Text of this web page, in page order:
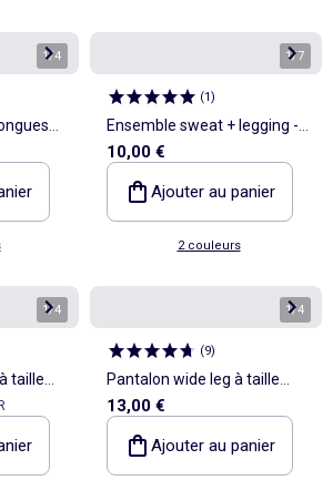
1/4 1/7
(1)
Ensemble sweat + legging - 2
pièces
10,00 €
Ajouter au panier
2 couleurs
1/4
taille
1/4
(9)
Pantalon wide leg à taille
ajustable
13,00 €
Ajouter au panier